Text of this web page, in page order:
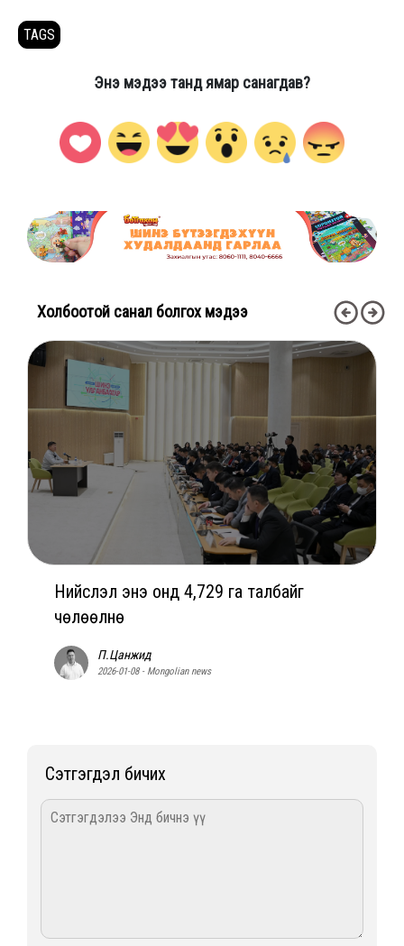
TAGS
Энэ мэдээ танд ямар санагдав?
Холбоотой санал болгох мэдээ
Нийслэл энэ онд 4,729 га талбайг
чөлөөлнө
П.Цанжид
2026-01-08 - Mongolian news
Сэтгэгдэл бичих